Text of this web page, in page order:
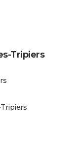
Tripiers